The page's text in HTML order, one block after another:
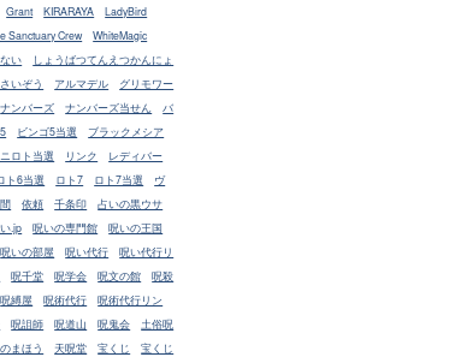
Grant KIRARAYA
LadyBird
Sanctuary Crew
WhiteMagic
い
しょうばつてんえつかんにょ
いぞう
アルマデル
グリモワー
ナンバーズ ナンバーズ当せん
バ
ビンゴ5当選
ブラックメシア
ロト当選 リンク
レディバー
ト6当選 ロト7 ロト7当選
ヴ
依頼 千条印
占いの黒ウサ
.jp 呪いの専門館
呪いの王国
呪いの部屋 呪い代行
呪い代行リ
呪千堂 呪学会 呪文の館
呪殺
呪縛屋 呪術代行
呪術代行リン
呪詛師 呪道山 呪鬼会
土俗呪
まほう 天呪堂 宝くじ
宝くじ